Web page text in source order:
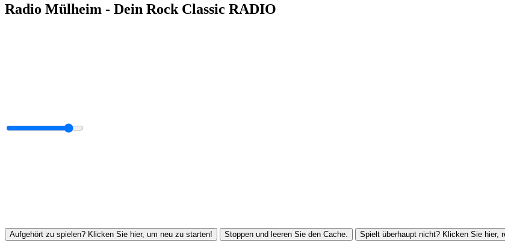
Radio Mülheim - Dein Rock Classic RADIO
Aufgehört zu spielen? Klicken Sie hier, um neu zu starten! Stoppen und leeren Sie den Cache. Spielt überhaupt nicht? Klicken Sie hier,